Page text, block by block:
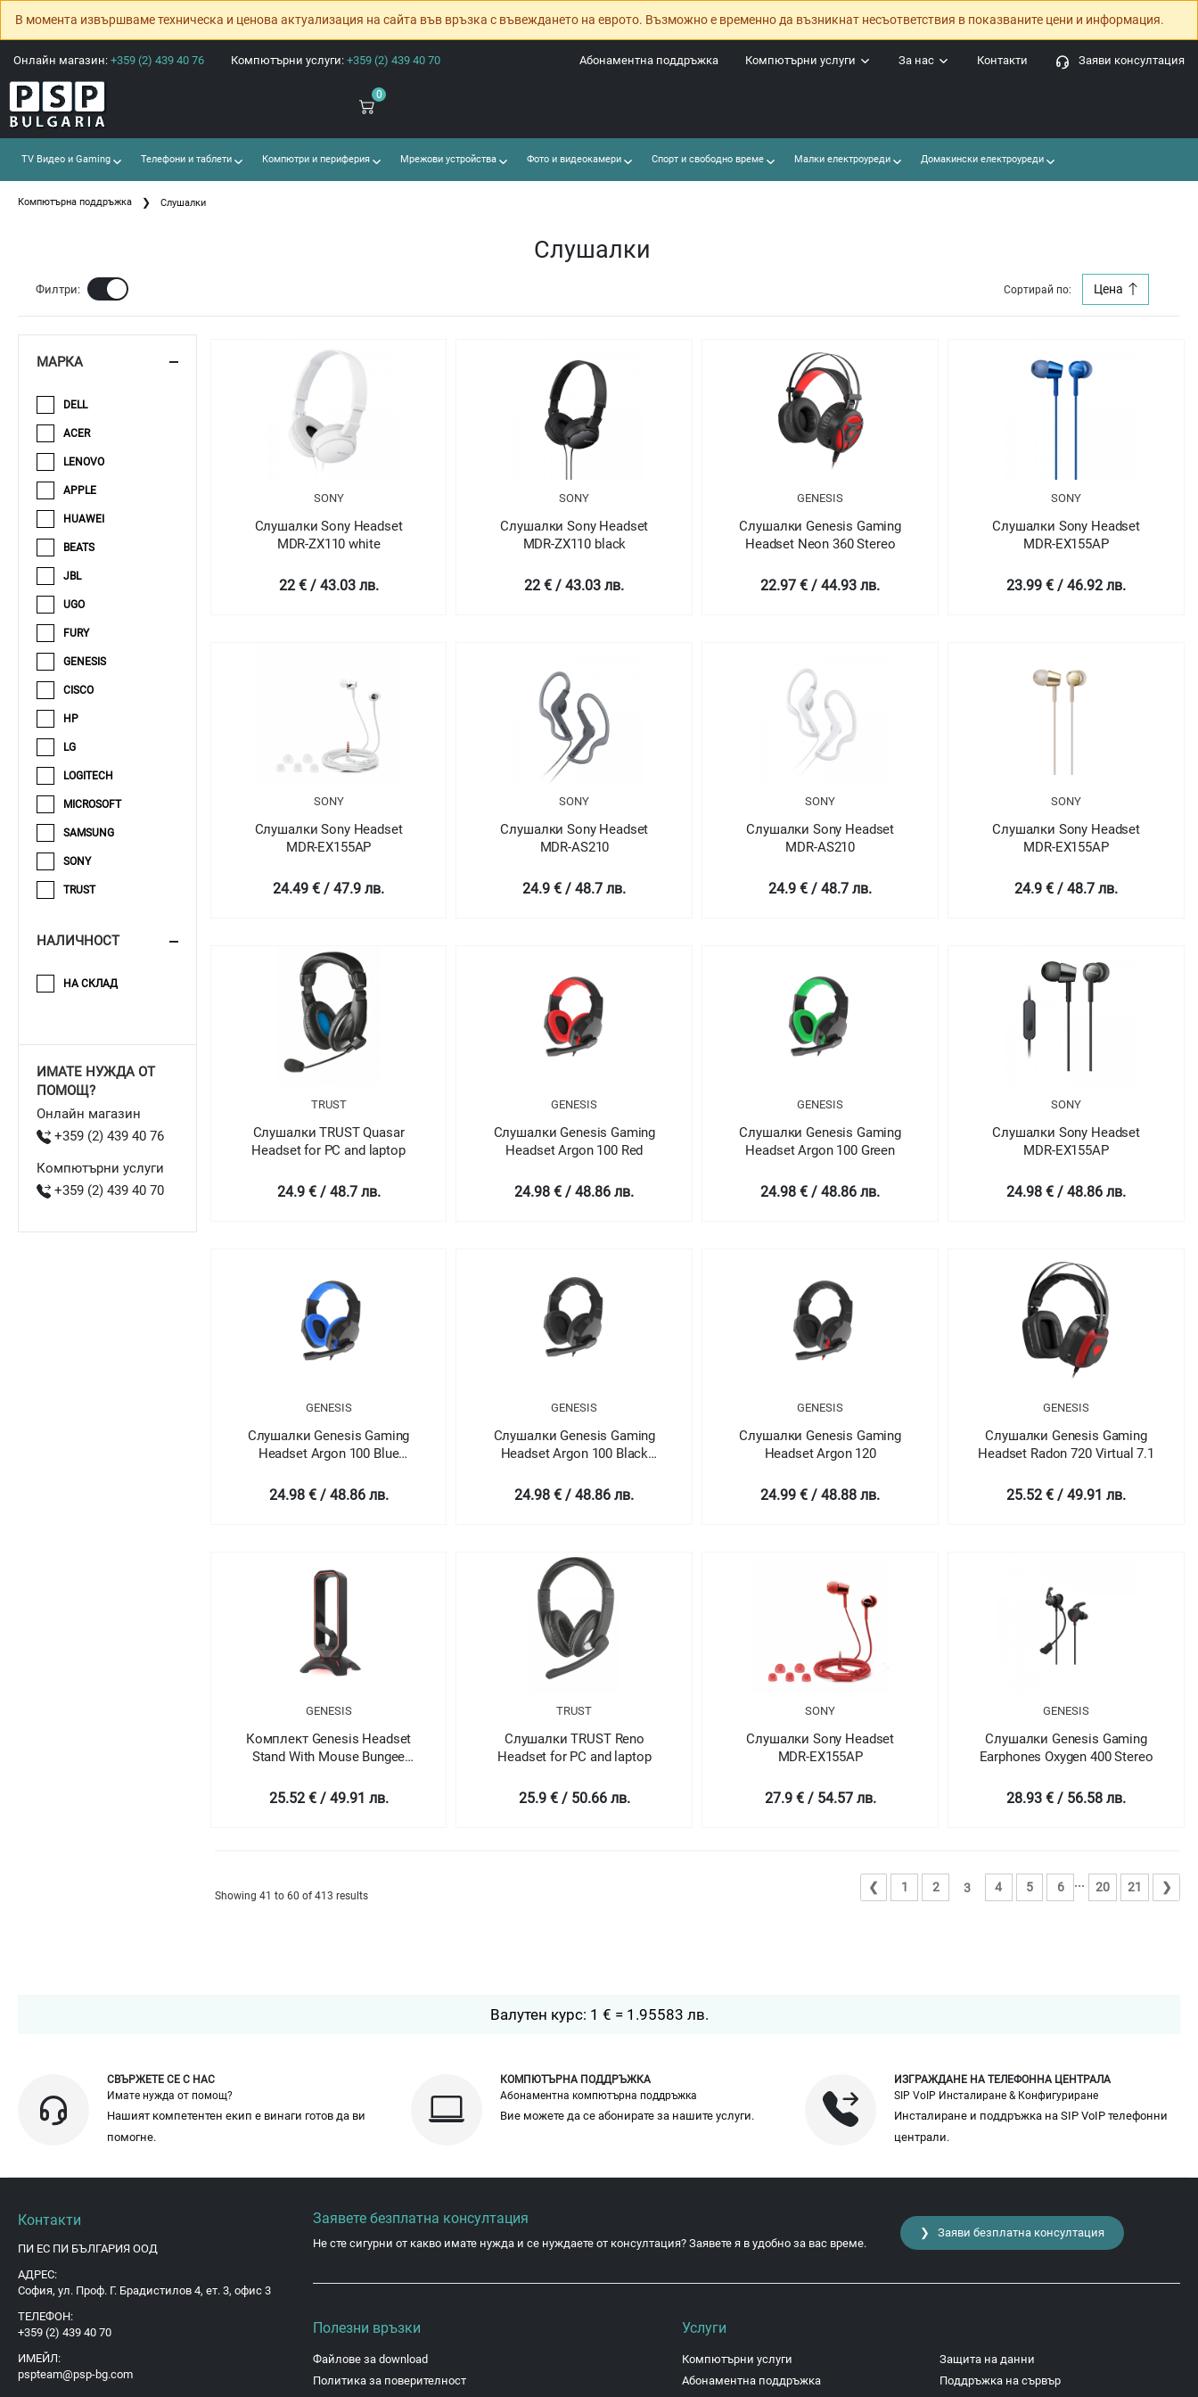
В момента извършваме техническа и ценова актуализация на сайта във връзка с въвеждането на еврото. Възможно е временно да възникнат несъответствия в показваните цени и информация.
Онлайн магазин: +359 (2) 439 40 76 Компютърни услуги: +359 (2) 439 40 70 Заяви консултация
Контакти
За нас
Компютърни услуги
Абонаментна поддръжка
0
TV Видео и Gaming Телефони и таблети Компютри и периферия Мрежови устройства Фото и видеокамери Спорт и свободно време Малки електроуреди Домакински електроуреди
Компютърна поддръжка Слушалки
Слушалки
Филтри: Ф Сортирай по: Цена
SONY
Слушалки Sony Headset
MDR-ZX110 white
22 € / 43.03 лв.
SONY
Слушалки Sony Headset
MDR-ZX110 black
22 € / 43.03 лв.
GENESIS
Слушалки Genesis Gaming
Headset Neon 360 Stereo
22.97 € / 44.93 лв.
SONY
Слушалки Sony Headset
MDR-EX155AP
23.99 € / 46.92 лв.
SONY
Слушалки Sony Headset
MDR-EX155AP
24.49 € / 47.9 лв.
SONY
Слушалки Sony Headset
MDR-AS210
24.9 € / 48.7 лв.
SONY
Слушалки Sony Headset
MDR-AS210
24.9 € / 48.7 лв.
SONY
Слушалки Sony Headset
MDR-EX155AP
24.9 € / 48.7 лв.
TRUST
Слушалки TRUST Quasar
Headset for PC and laptop
24.9 € / 48.7 лв.
GENESIS
Слушалки Genesis Gaming
Headset Argon 100 Red
24.98 € / 48.86 лв.
GENESIS
Слушалки Genesis Gaming
Headset Argon 100 Green
24.98 € / 48.86 лв.
SONY
Слушалки Sony Headset
MDR-EX155AP
24.98 € / 48.86 лв.
GENESIS
Слушалки Genesis Gaming
Headset Argon 100 Blue
24.98 € / 48.86 лв.
GENESIS
Слушалки Genesis Gaming
Headset Argon 100 Black
24.98 € / 48.86 лв.
GENESIS
Слушалки Genesis Gaming
Headset Argon 120
24.99 € / 48.88 лв.
GENESIS
Слушалки Genesis Gaming
Headset Radon 720 Virtual 7.1
25.52 € / 49.91 лв.
GENESIS
Комплект Genesis Headset
Stand With Mouse Bungee
25.52 € / 49.91 лв.
TRUST
Слушалки TRUST Reno
Headset for PC and laptop
25.9 € / 50.66 лв.
SONY
Слушалки Sony Headset
MDR-EX155AP
27.9 € / 54.57 лв.
GENESIS
Слушалки Genesis Gaming
Earphones Oxygen 400 Stereo
28.93 € / 56.58 лв.
Showing 41 to 60 of 413 results
❮ 1 2 3 4 5 6 ... 20 21 ❯
МАРКА
DELL
ACER
LENOVO
APPLE
HUAWEI
BEATS
JBL
UGO
FURY
GENESIS
CISCO
HP
LG
LOGITECH
MICROSOFT
SAMSUNG
SONY
TRUST
НАЛИЧНОСТ
НА СКЛАД
ИМАТЕ НУЖДА ОТ
ПОМОЩ?
Онлайн магазин
+359 (2) 439 40 76
Компютърни услуги
+359 (2) 439 40 70
Валутен курс: 1 € = 1.95583 лв.
СВЪРЖЕТЕ СЕ С НАС
Имате нужда от помощ?
Нашият компетентен екип е винаги готов да ви
помогне.
КОМПЮТЪРНА ПОДДРЪЖКА
Абонаментна компютърна поддръжка
Вие можете да се абонирате за нашите услуги.
ИЗГРАЖДАНЕ НА ТЕЛЕФОННА ЦЕНТРАЛА
SIP VoIP Инсталиране & Конфигуриране
Инсталиране и поддръжка на SIP VoIP телефонни
централи.
Контакти
ПИ ЕС ПИ БЪЛГАРИЯ ООД
АДРЕС:
София, ул. Проф. Г. Брадистилов 4, ет. 3, офис 3
ТЕЛЕФОН:
+359 (2) 439 40 70
ИМЕЙЛ:
pspteam@psp-bg.com
Заявете безплатна консултация
Не сте сигурни от какво имате нужда и се нуждаете от консултация? Заявете я в удобно за вас време.
❯ Заяви безплатна консултация
Полезни връзки
Файлове за download
Политика за поверителност
Услуги
Компютърни услуги
Абонаментна поддръжка
Защита на данни
Поддръжка на сървър